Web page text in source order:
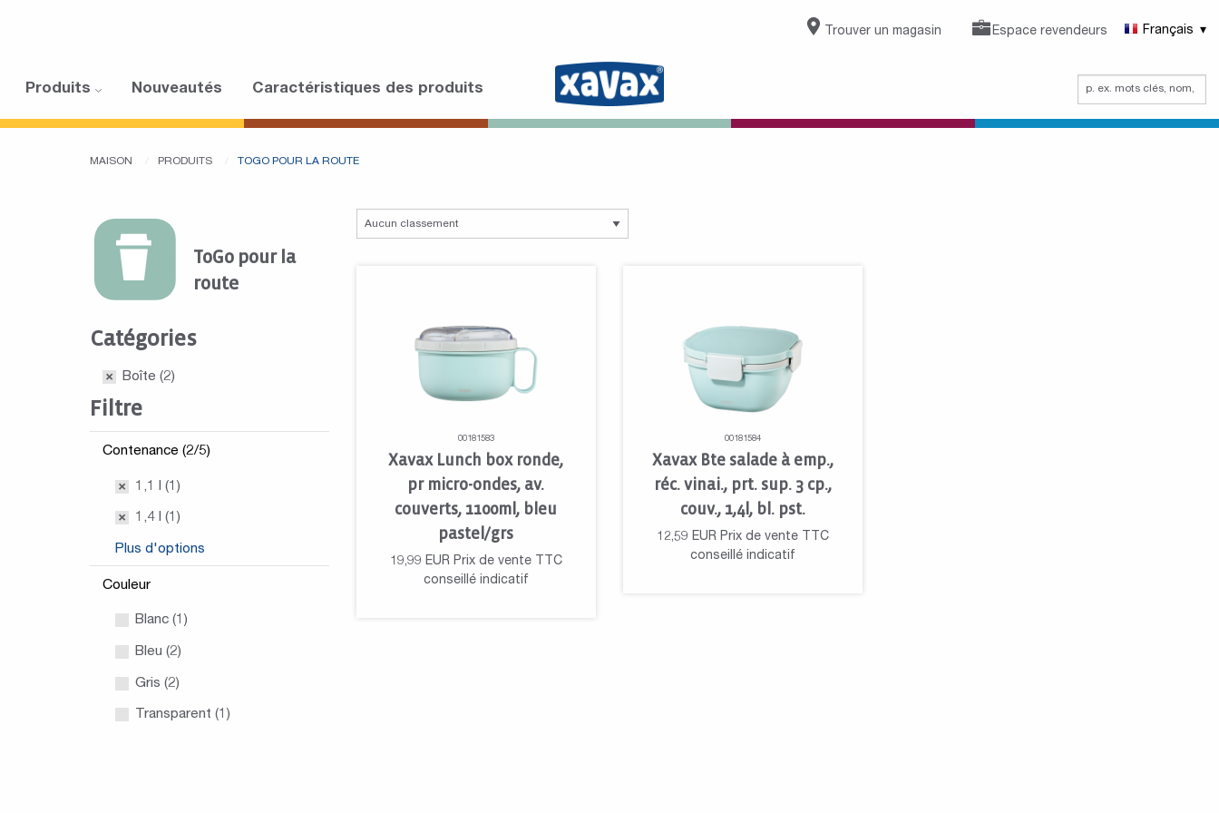
Trouver un magasin Espace revendeurs Français
Produits Nouveautés Caractéristiques des produits
MAISON PRODUITS TOGO POUR LA ROUTE
ToGo pour la
route
Catégories
Boîte (2)
Filtre
Contenance (2/5)
1,1 l (1)
1,4 l (1)
Plus d'options
Couleur
Blanc (1)
Bleu (2)
Gris (2)
Transparent (1)
00181583
Xavax Lunch box ronde,
pr micro-ondes, av.
couverts, 1100ml, bleu
pastel/grs
19,99 EUR Prix de vente TTC
conseillé indicatif
00181584
Xavax Bte salade à emp.,
réc. vinai., prt. sup. 3 cp.,
couv., 1,4l, bl. pst.
12,59 EUR Prix de vente TTC
conseillé indicatif